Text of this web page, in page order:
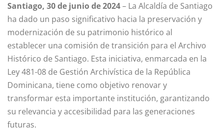
Santiago, 30 de junio de 2024– La Alcaldía de Santiago
ha dado un paso significativo hacia la preservación y
modernización de su patrimonio histórico al
establecer una comisión de transición para el Archivo
Histórico de Santiago. Esta iniciativa, enmarcada en la
Ley 481-08 de Gestión Archivística de la República
Dominicana, tiene como objetivo renovar y
transformar esta importante institución, garantizando
su relevancia y accesibilidad para las generaciones
futuras.